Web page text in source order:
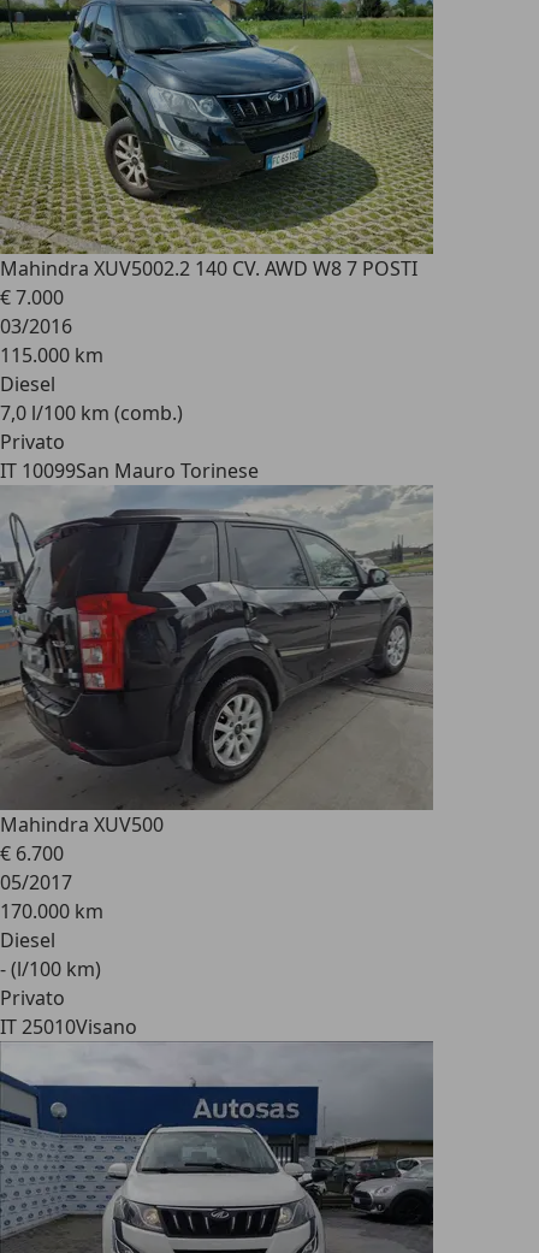
Mahindra XUV5002.2 140 CV. AWD W8 7 POSTI
€ 7.000
03/2016
115.000 km
Diesel
7,0 l/100 km (comb.)
Privato
IT 10099San Mauro Torinese
Mahindra XUV500
€ 6.700
05/2017
170.000 km
Diesel
- (l/100 km)
Privato
IT 25010Visano